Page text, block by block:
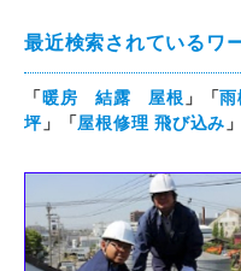
最近検索されているワ
「暖房 結露 屋根 」「雨
坪」「屋根修理 飛び込み